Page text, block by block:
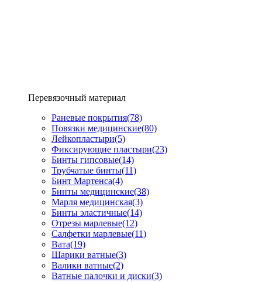
Перевязочный материал
Раневые покрытия(78)
Повязки медицинские(80)
Лейкопластыри(5)
Фиксирующие пластыри(23)
Бинты гипсовые(14)
Трубчатые бинты(11)
Бинт Мартенса(4)
Бинты медицинские(38)
Марля медицинская(3)
Бинты эластичные(14)
Отрезы марлевые(12)
Салфетки марлевые(11)
Вата(19)
Шарики ватные(3)
Валики ватные(2)
Ватные палочки и диски(3)